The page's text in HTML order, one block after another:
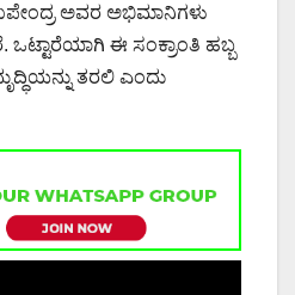
ಅವರ ಅಭಿಮಾನಿಗಳು
ಒಟ್ಟಾರೆಯಾಗಿ ಈ ಸಂಕ್ರಾಂತಿ ಹಬ್ಬ
ತರಲಿ ಎಂದು